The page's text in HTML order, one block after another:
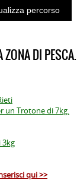
ZONA DI PESCA.
un Trotone di 7kg.
3kg
qui >>